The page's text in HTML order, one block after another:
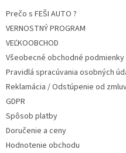
Prečo s FEŠI AUTO ?
VERNOSTNÝ PROGRAM
VEĽKOOBCHOD
Všeobecné obchodné
Pravidlá spracúvania osobných
Reklamácia / Odstúpenie od
GDPR
Spôsob platby
Doručenie a ceny
Hodnotenie obchodu